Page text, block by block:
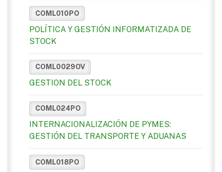
COML010PO
POLÍTICA Y GESTIÓN INFORMATIZADA DE
STOCK
COML0029OV
GESTION DEL STOCK
COML024PO
INTERNACIONALIZACIÓN DE PYMES:
GESTIÓN DEL TRANSPORTE Y ADUANAS
COML018PO